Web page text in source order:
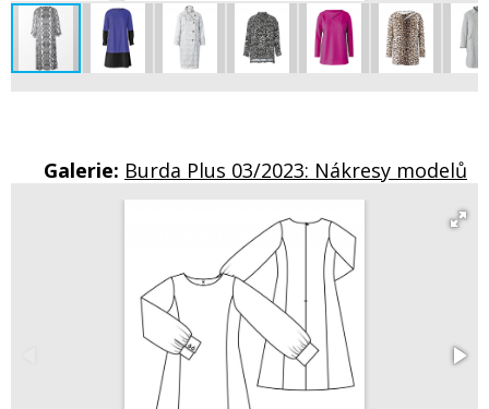
Galerie: Burda Plus 03/2023: Nákresy modelů